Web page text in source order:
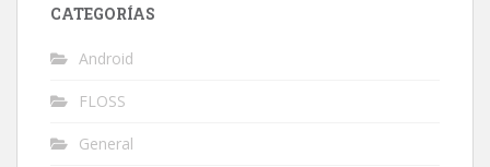
CATEGORÍAS
Android
FLOSS
General